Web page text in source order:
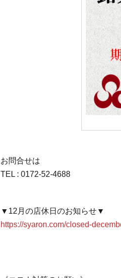
お問合せは
TEL : 0172-52-4688
▼12月の店休日のお知らせ▼
https://syaron.com/closed-